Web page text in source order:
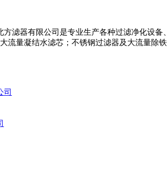
方滤器有限公司是专业生产各种过滤净化设
流量凝结水滤芯；不锈钢过滤器及大流量除
司